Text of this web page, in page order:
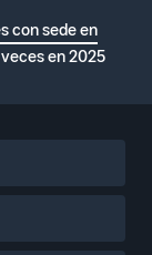
con sede en
en 2025